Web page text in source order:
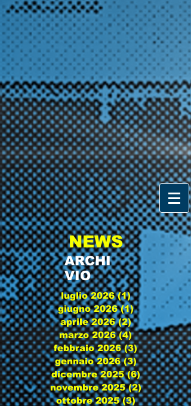
NEWS
ARCHI
VIO
luglio 2026 (1)1 post
giugno 2026 (1)1 post
aprile 2026 (2)2 post
marzo 2026 (4)4 post
febbraio 2026 (3)3 post
gennaio 2026 (3)3 post
dicembre 2025 (6)6 post
novembre 2025 (2)2 post
ottobre 2025 (3)3 post